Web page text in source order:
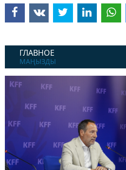
ГЛАВНОЕ
МАҢЫЗДЫ